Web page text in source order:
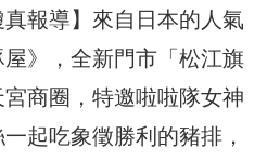
真報導】來自日本的人氣
》，全新門市「松江旗
商圈，特邀啦啦隊女神
起吃象徵勝利的豬排，